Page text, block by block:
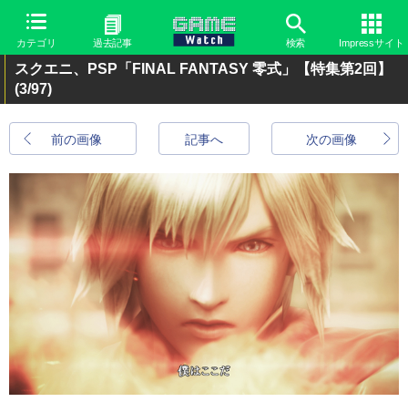
カテゴリ 過去記事 検索 Impressサイト
スクエニ、PSP「FINAL FANTASY 零式」【特集第2回】
(3/97)
前の画像 次の画像
記事へ